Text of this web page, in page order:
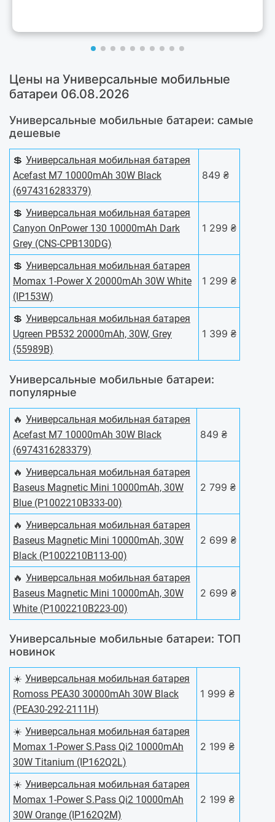
Цены на Универсальные мобильные
батареи 06.08.2026
Универсальные мобильные батареи: самые
дешевые
💲 Универсальная мобильная батарея
Acefast M7 10000mAh 30W Black
(6974316283379)
849 ₴
💲 Универсальная мобильная батарея
Canyon OnPower 130 10000mAh Dark
Grey (CNS-CPB130DG)
1 299 ₴
💲 Универсальная мобильная батарея
Momax 1-Power X 20000mAh 30W White
(IP153W)
1 299 ₴
💲 Универсальная мобильная батарея
Ugreen PB532 20000mAh, 30W, Grey
(55989B)
1 399 ₴
Универсальные мобильные батареи:
популярные
🔥 Универсальная мобильная батарея
Acefast M7 10000mAh 30W Black
(6974316283379)
849 ₴
🔥 Универсальная мобильная батарея
Baseus Magnetic Mini 10000mAh, 30W
Blue (P1002210B333-00)
2 799 ₴
🔥 Универсальная мобильная батарея
Baseus Magnetic Mini 10000mAh, 30W
Black (P1002210B113-00)
2 699 ₴
🔥 Универсальная мобильная батарея
Baseus Magnetic Mini 10000mAh, 30W
White (P1002210B223-00)
2 699 ₴
Универсальные мобильные батареи: ТОП
новинок
☀️ Универсальная мобильная батарея
Romoss PEA30 30000mAh 30W Black
(PEA30-292-2111H)
1 999 ₴
☀️ Универсальная мобильная батарея
Momax 1-Power S.Pass Qi2 10000mAh
30W Titanium (IP162Q2L)
2 199 ₴
☀️ Универсальная мобильная батарея
Momax 1-Power S.Pass Qi2 10000mAh
30W Orange (IP162Q2M)
2 199 ₴